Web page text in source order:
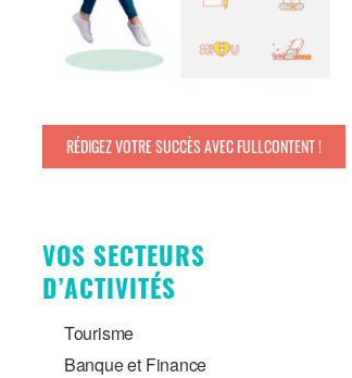
RÉDIGEZ VOTRE SUCCÈS AVEC FULLCONTENT !
VOS SECTEURS
D’ACTIVITÉS
Tourisme
Banque et Finance